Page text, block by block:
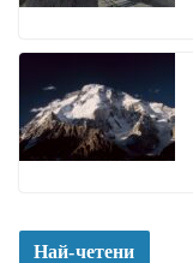
Най-четени